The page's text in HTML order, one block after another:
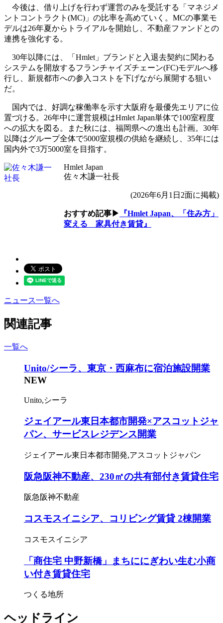
今後は、借り上げを行わず運営のみを受託する「マネジメ
ントコントラクト(MC)」の比率を高めていく。MCの事業モ
デルは26年夏からトライアルを開始し、不動産ファンドとの
連携を強化する。
30年以降には、「Hmlet」ブランドと入退去契約に関わる
システムを開放するフランチャイズチェーン(FC)モデルへ移
行し、新規都市への参入コストを下げながら展開する狙い
だ。
国内では、好調な稼働率を示す大阪府を最優先エリアに位
置づける。26年中に運営規模はHmlet Japan単体で100室程度
への拡大を図る。また秋には、福岡県への進出も計画。30年
以降はグループ全体で5000室規模の供給を継続し、35年には
国内外で3万5000室を目指す。
Hmlet Japan
佐々木謙一社長
(2026年6月1日2面に掲載)
おすすめ記事▶
『Hmlet Japan、「住み方」
変える 家具付き賃貸』
ニュース一覧へ
関連記事
一覧へ
Unito/シーラ、東京・西麻布に宿泊施設開業
NEW
Unito,シーラ
ジェイアール東日本都市開発×アスコットジャ
パン、サービスレジデンス開業
ジェイアール東日本都市開発,アスコットジャパン
阪急阪神不動産、230㎡の共有部付き賃貸住宅
阪急阪神不動産
コスモスイニシア、コリビング賃貸 2棟開業
コスモスイニシア
「商住宅 中野新橋」まちににぎわい生む小商
い付き賃貸住宅
つくる地所
ヘッドライン